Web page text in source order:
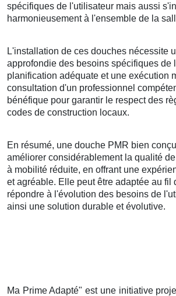
spécifiques de l'utilisateur mais aussi
harmonieusement à l'ensemble de la
L'installation de ces douches nécessite
approfondie des besoins spécifiques de
planification adéquate et une exécution
consultation d'un professionnel
bénéfique pour garantir le respect des
codes de construction locaux.
En résumé, une douche PMR bien
améliorer considérablement la qualité
à mobilité réduite, en offrant une
et agréable. Elle peut être adaptée au fil
répondre à l'évolution des besoins de
ainsi une solution durable et évolutive.
Ma Prime Adapté" est une initiative